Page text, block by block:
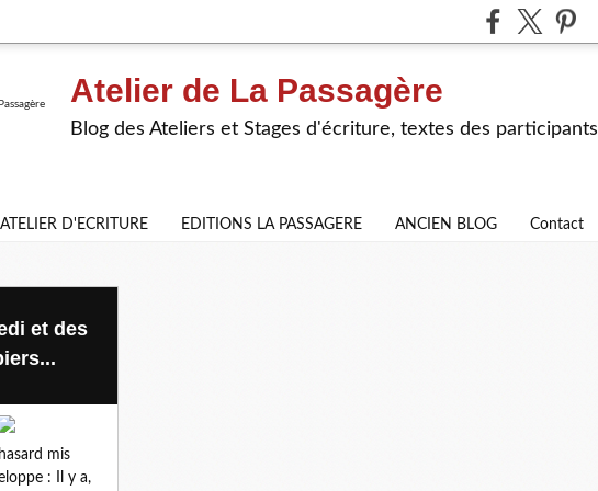
Atelier de La Passagère
Blog des Ateliers et Stages d'écriture, textes des participants
D'ECRITURE EDITIONS LA PASSAGERE ANCIEN BLOG Contact
m
et des
mis
: Il y a,